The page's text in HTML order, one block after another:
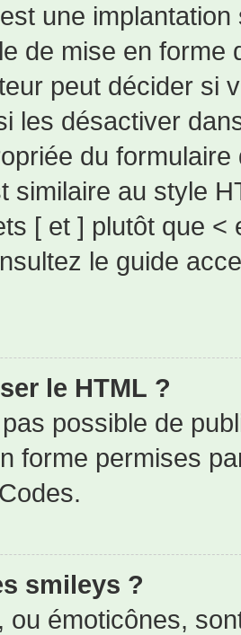
une
de mise en forme
peut décider
les désactiver
du
similaire au style
[ et ] plutôt que <
le guide
le HTML ?
pas possible de
forme permises
smileys ?
ou émoticônes,